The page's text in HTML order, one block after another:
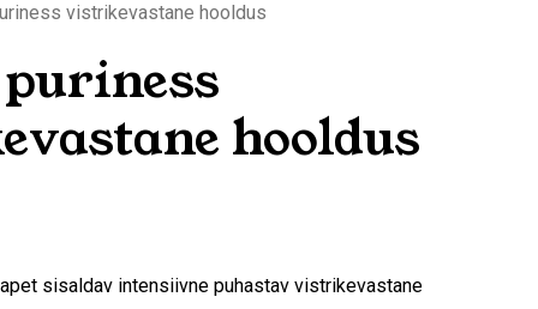
vistrikevastane hooldus
hooldus
sisaldav intensiivne puhastav vistrikevastane